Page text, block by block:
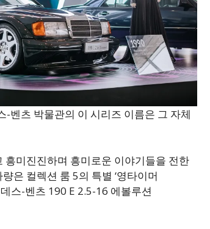
-벤츠 박물관의 이 시리즈 이름은 그 자체
흥미진진하며 흥미로운 이야기들을 전한
은 컬렉션 룸 5의 특별 ‘영타이머
스-벤츠 190 E 2.5-16 에볼루션